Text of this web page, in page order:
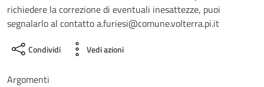
richiedere la correzione di eventuali inesattezze, puoi
segnalarlo al contatto a.furiesi@comune.volterra.pi.it
Condividi Vedi azioni
Argomenti